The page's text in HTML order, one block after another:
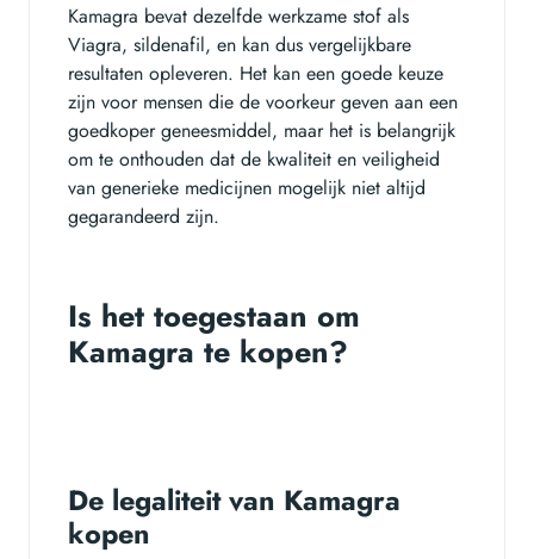
Kamagra bevat dezelfde werkzame stof als
Viagra, sildenafil, en kan dus vergelijkbare
resultaten opleveren. Het kan een goede keuze
zijn voor mensen die de voorkeur geven aan een
goedkoper geneesmiddel, maar het is belangrijk
om te onthouden dat de kwaliteit en veiligheid
van generieke medicijnen mogelijk niet altijd
gegarandeerd zijn.
Is het toegestaan om
Kamagra te kopen?
De legaliteit van Kamagra
kopen